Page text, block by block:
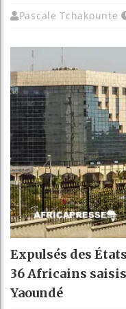
Pascale Tchakounte
Expulsés des
36 Africains
Yaoundé